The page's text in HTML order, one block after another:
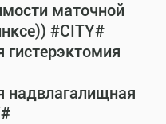
маточной
#CITY#
гистерэктомия
надвлагалищная